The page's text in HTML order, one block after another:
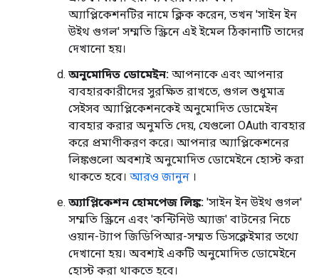
অ্যাপ্লিকেশনটির নামে ক্লিক করেন, তখন 'সাইন ইন
উইথ গুগল' সম্মতি স্ক্রিনে এই ইমেল ঠিকানাটি তাদের
দেখানো হয়।
অনুমোদিত ডোমেইন: আপনাকে এবং আপনার
ব্যবহারকারীদের সুরক্ষিত রাখতে, গুগল শুধুমাত্র
সেইসব অ্যাপ্লিকেশনকেই অনুমোদিত ডোমেইন
ব্যবহার করার অনুমতি দেয়, যেগুলো OAuth ব্যবহার
করে প্রমাণীকরণ করে। আপনার অ্যাপ্লিকেশনের
লিঙ্কগুলো অবশ্যই অনুমোদিত ডোমেইনে হোস্ট করা
থাকতে হবে। আরও জানুন ।
অ্যাপ্লিকেশন হোমপেজ লিঙ্ক: 'সাইন ইন উইথ গুগল'
সম্মতি স্ক্রিনে এবং 'কন্টিনিউ অ্যাজ' বাটনের নিচে
ওয়ান-ট্যাপ জিডিপিআর-সম্মত ডিসক্লেইমার তথ্যে
দেখানো হয়। অবশ্যই একটি অনুমোদিত ডোমেইনে
হোস্ট করা থাকতে হবে।